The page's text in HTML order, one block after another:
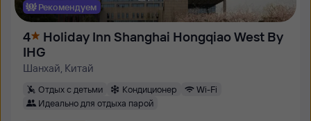
Рекомендуем
4
Holiday Inn Shanghai Hongqiao West By
IHG
Шанхай, Китай
Отдых с детьми Кондиционер
Wi-Fi
Идеально для отдыха парой